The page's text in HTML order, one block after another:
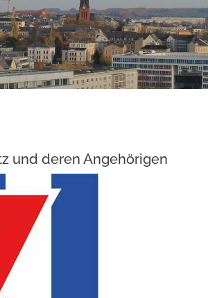
und deren Angehörigen